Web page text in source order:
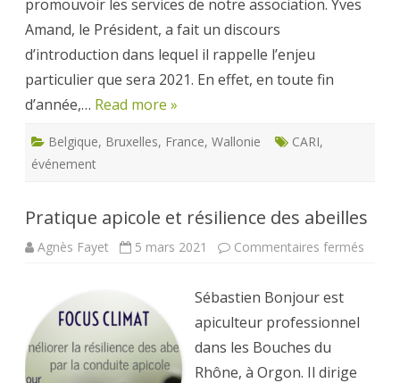
promouvoir les services de notre association. Yves
Amand, le Président, a fait un discours
d’introduction dans lequel il rappelle l’enjeu
particulier que sera 2021. En effet, en toute fin
d’année,… Read more »
Belgique, Bruxelles, France, Wallonie CARI,
événement
Pratique apicole et résilience des abeilles
Agnès Fayet 5 mars 2021 Commentaires fermés
Sébastien Bonjour est
apiculteur professionnel
dans les Bouches du
Rhône, à Orgon. Il dirige